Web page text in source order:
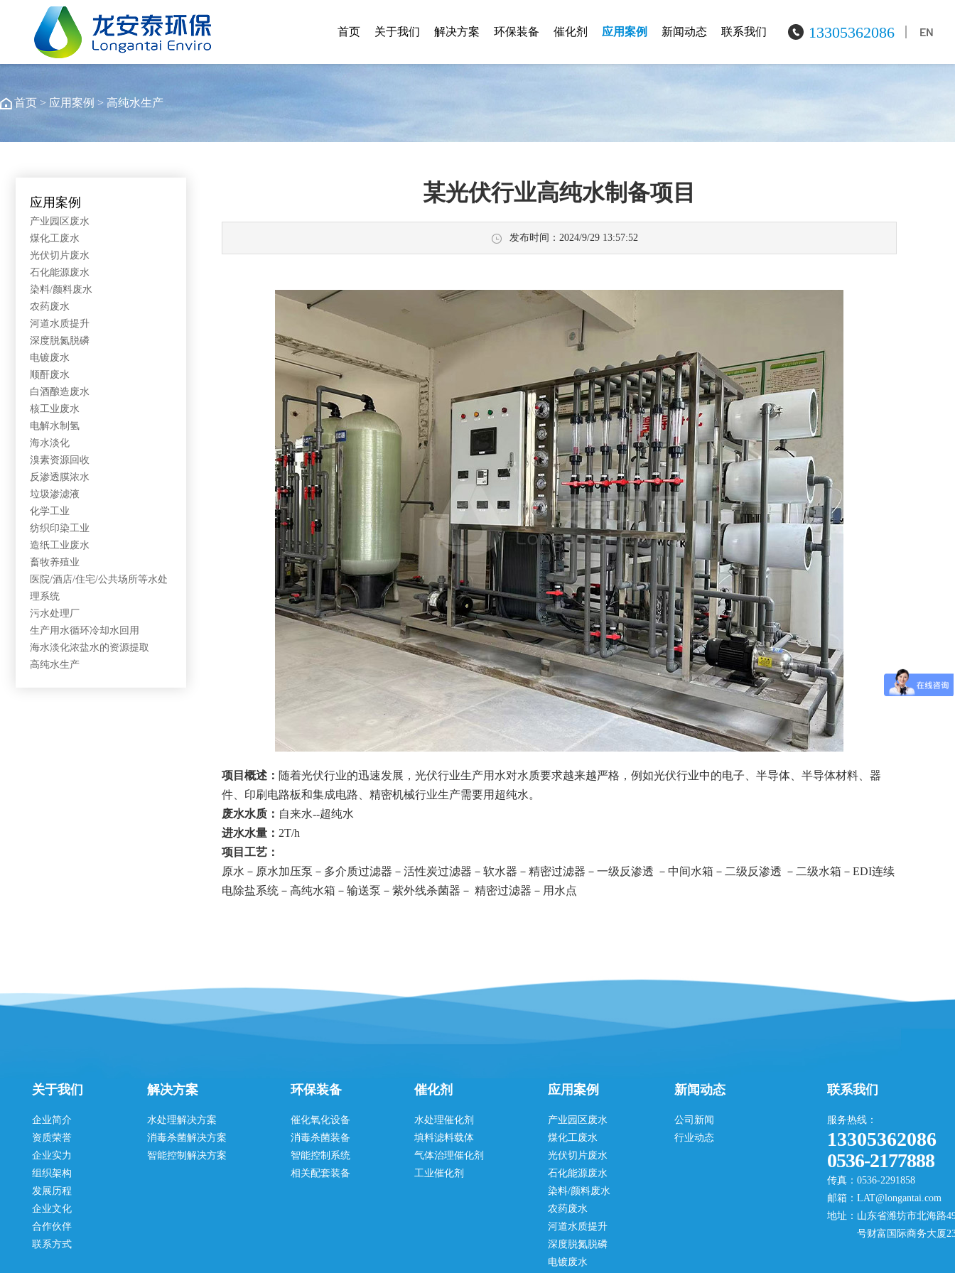
EN
13305362086
首页 关于我们 解决方案 环保装备 催化剂 应用案例 新闻动态 联系我们
首页 > 应用案例 > 高纯水生产
应用案例
产业园区废水
煤化工废水
光伏切片废水
石化能源废水
染料/颜料废水
农药废水
河道水质提升
深度脱氮脱磷
电镀废水
顺酐废水
白酒酿造废水
核工业废水
电解水制氢
海水淡化
溴素资源回收
反渗透膜浓水
垃圾渗滤液
化学工业
纺织印染工业
造纸工业废水
畜牧养殖业
医院/酒店/住宅/公共场所等水处
理系统
污水处理厂
生产用水循环冷却水回用
海水淡化浓盐水的资源提取
高纯水生产
某光伏行业高纯水制备项目
发布时间：2024/9/29 13:57:52
项目概述： 随着光伏行业的迅速发展，光伏行业生产用水对水质要求越来越严格，例如光伏行业中的电子、半导体、半导体材料、器
件、印刷电路板和集成电路、精密机械行业生产需要用超纯水。
废水水质： 自来水--超纯水
进水水量： 2T/h
项目工艺：
原水－原水加压泵－多介质过滤器－活性炭过滤器－软水器－精密过滤器－一级反渗透 －中间水箱－二级反渗透 －二级水箱－EDI连续
电除盐系统－高纯水箱－输送泵－紫外线杀菌器－ 精密过滤器－用水点
关于我们
企业简介
资质荣誉
企业实力
组织架构
发展历程
企业文化
合作伙伴
联系方式
解决方案
水处理解决方案
消毒杀菌解决方案
智能控制解决方案
环保装备
催化氧化设备
消毒杀菌装备
智能控制系统
相关配套装备
催化剂
水处理催化剂
填料滤料载体
气体治理催化剂
工业催化剂
应用案例
产业园区废水
煤化工废水
光伏切片废水
石化能源废水
染料/颜料废水
农药废水
河道水质提升
深度脱氮脱磷
电镀废水
新闻动态
公司新闻
行业动态
联系我们
服务热线：
13305362086
0536-2177888
传真：0536-2291858
邮箱：LAT@longantai.com
地址：山东省潍坊市北海路
号财富国际商务大厦